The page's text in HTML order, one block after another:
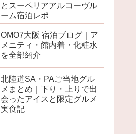
とスーペリアアルコーヴル
ーム宿泊レポ
OMO7大阪 宿泊ブログ｜ア
メニティ・館内着・化粧水
を全部紹介
北陸道SA・PAご当地グル
メまとめ｜下り・上りで出
会ったアイスと限定グルメ
実食記